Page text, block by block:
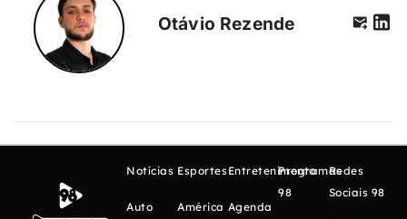
Otávio Rezende
Notícias
Auto
Esportes
América
Entretenimento
Agenda
Programas
98
Redes
Sociais 98